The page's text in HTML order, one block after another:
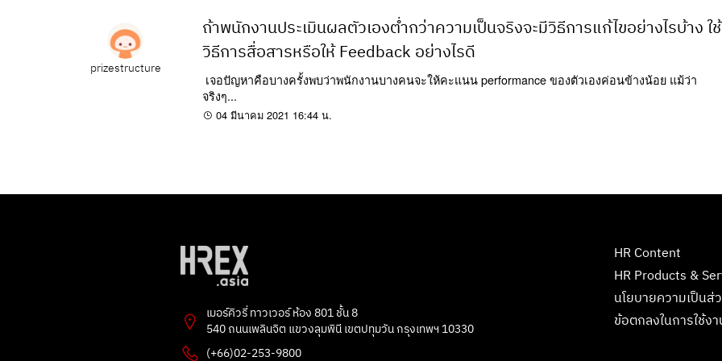
prizestructure
ถ้าพนักงานประเมินผลตัวเองต่ำกว่าความเป็นจริงจะมีวิธีการแก้ไขอย่างไรบ้าง ใช้
วิธีการสื่อสารหรือให้ Feedback อย่างไรดี
เจอปัญหาคือบางครั้งพบว่าพนักงานบางคนจะให้คะแนน performance ของตัวเองค่อนข้างน้อย แม้ว่า
จริงๆ...
04 มีนาคม 2021 16:44 น.
เมอร์คิวรี่ ทาวเวอร์ ห้อง 801 ชั้น 8
540 ถนนเพลินจิต แขวงลุมพินี เขตปทุมวัน กรุงเทพฯ 10330
(+66)02-253-9800
HR Content
HR Products &
นโยบายความเป็นส่
ข้อตกลงในการใช้ง